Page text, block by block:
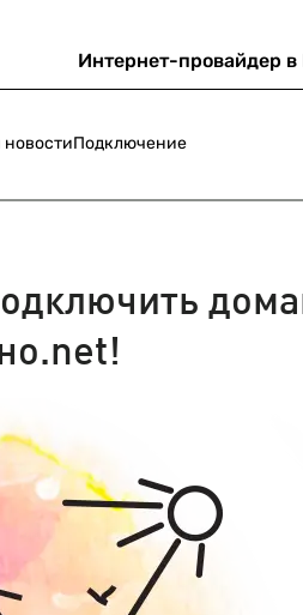
Интернет-провайдер
Подключение